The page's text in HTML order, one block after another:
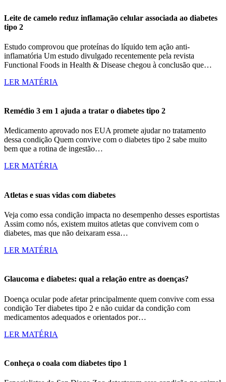
Leite de camelo reduz inflamação celular associada ao diabetes
tipo 2
Estudo comprovou que proteínas do líquido tem ação anti-
inflamatória Um estudo divulgado recentemente pela revista
Functional Foods in Health & Disease chegou à conclusão que…
LER MATÉRIA
Remédio 3 em 1 ajuda a tratar o diabetes tipo 2
Medicamento aprovado nos EUA promete ajudar no tratamento
dessa condição Quem convive com o diabetes tipo 2 sabe muito
bem que a rotina de ingestão…
LER MATÉRIA
Atletas e suas vidas com diabetes
Veja como essa condição impacta no desempenho desses esportistas
Assim como nós, existem muitos atletas que convivem com o
diabetes, mas que não deixaram essa…
LER MATÉRIA
Glaucoma e diabetes: qual a relação entre as doenças?
Doença ocular pode afetar principalmente quem convive com essa
condição Ter diabetes tipo 2 e não cuidar da condição com
medicamentos adequados e orientados por…
LER MATÉRIA
Conheça o coala com diabetes tipo 1